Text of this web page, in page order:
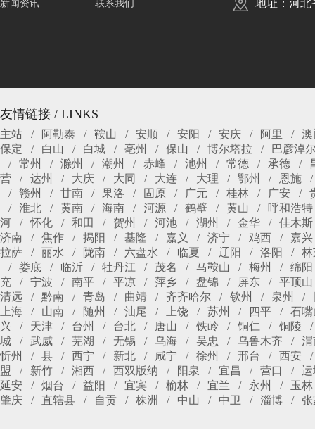
新闻资讯 联系我们 地址：河北
友情链接 / LINKS
主站 阿勒泰 鞍山 安顺 安阳 安庆 阿里
澳
保定
白山 白城 亳州 保山 博尔塔拉
巴彦淖
常州
滁州 潮州 赤峰 池州 常德 承德
营
达州 大庆 大同 大连 大理 鄂州
恩施
赣州
甘南 果洛 固原 广元 桂林 广安
淮北
黄南 海南 河源 鹤壁 黄山
呼和浩特
河
怀化 和田 贺州 河池 湖州 金华
佳木斯
济南
焦作 揭阳 基隆 嘉义 济宁 鸡西
嘉兴
拉萨
丽水 陇南 六盘水 临夏 辽阳 洛阳
林
娄底
临沂 牡丹江 茂名 马鞍山 梅州
绵阳
充
宁波 南平 平凉 萍乡 盘锦 屏东
平顶山
清远
黔南 青岛 曲靖 齐齐哈尔 钦州 泉州
上海
山南 随州 汕尾 上饶 苏州 四平
石嘴
兴
天津 台州 台北 唐山 铁岭 铜仁
铜陵
城
武威 芜湖 无锡 乌海 吴忠 乌鲁木齐
渭
忻州
县 西宁 新北 咸宁 徐州 邢台
西安
盟
新竹 湘西 西双版纳 阳泉 宜昌 营口
运
延安
烟台 益阳 宜宾 榆林 宜兰 永州
玉林
肇庆
直辖县 自贡 株洲 中山 中卫 淄博 张